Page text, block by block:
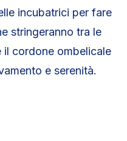
incubatrici per fare
stringeranno tra le
il cordone ombelicale
e serenità.